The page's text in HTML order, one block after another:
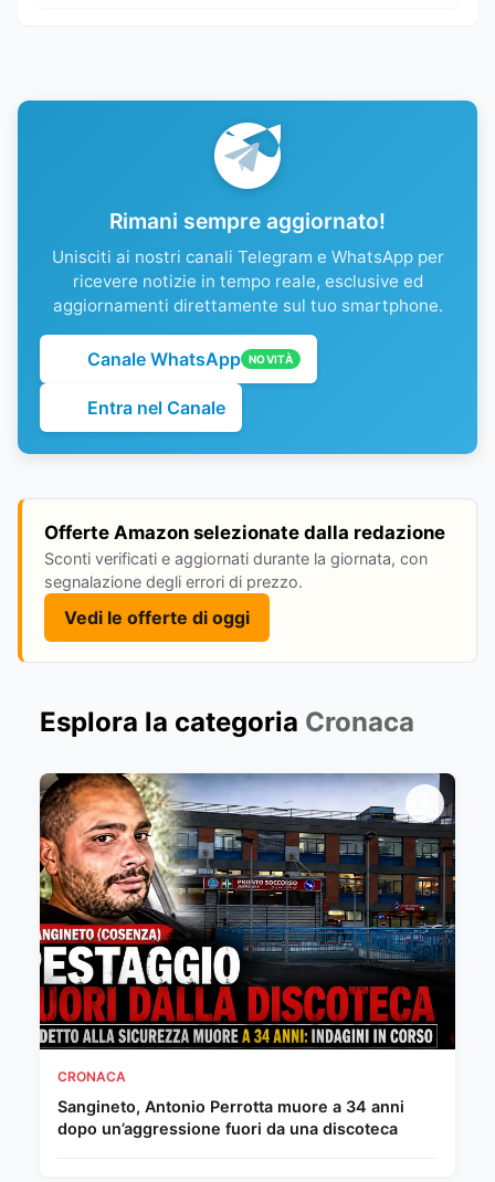
Rimani sempre aggiornato!
Unisciti ai nostri canali Telegram e WhatsApp per
ricevere notizie in tempo reale, esclusive ed
aggiornamenti direttamente sul tuo smartphone.
Canale WhatsApp NOVITÀ
Entra nel Canale
Offerte Amazon selezionate dalla redazione
Sconti verificati e aggiornati durante la giornata, con
segnalazione degli errori di prezzo.
Vedi le offerte di oggi
Esplora la categoria Cronaca
CRONACA
Sangineto, Antonio Perrotta muore a 34 anni
dopo un’aggressione fuori da una discoteca